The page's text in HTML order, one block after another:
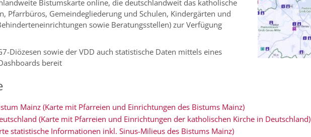
Bistumskarte online, die deutschlandweit das katholische
Pfarrbüros, Gemeindegliederung und Schulen, Kindergärten und
sowie Beratungsstellen) zur Verfügung
Diözesen sowie der VDD auch statistische Daten mittels eines
bereit
Mainz (Karte mit Pfarreien und Einrichtungen des Bistums Mainz)
(Karte mit Pfarreien und Einrichtungen der katholischen Kirche in Deutschland)
statistische Informationen inkl. Sinus-Milieus des Bistums Mainz)